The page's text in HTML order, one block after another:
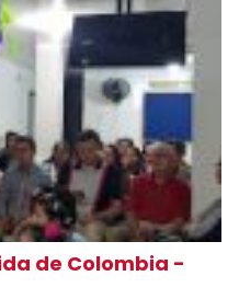
de Colombia -